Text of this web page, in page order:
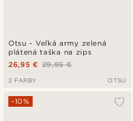
Otsu - Veľká army zelená
plátená taška na zips
29,95 €
26,95 €
2 FARBY OTSU
-10%